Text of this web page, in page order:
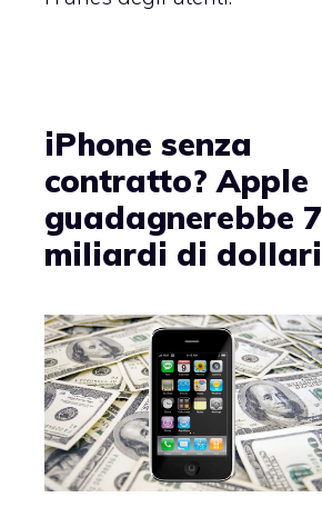
iPhone senza
contratto? Apple
guadagnerebbe 7
miliardi di dollari